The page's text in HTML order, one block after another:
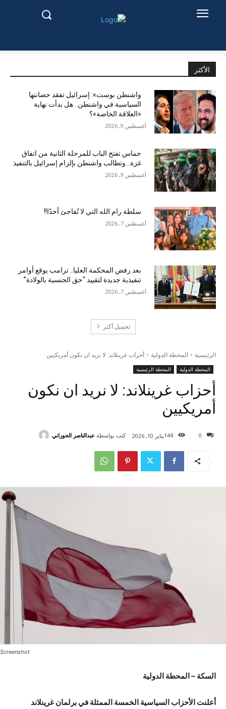
الأكثر
واشنطن بوست»: إسرائيل تفقد حصانتها
السياسية في واشنطن.. هل بدأت نهاية
«العلاقة الخاصة»؟
أغسطس 9, 2026
حماس تفتح الباب للمرحلة الثانية من اتفاق
غزة.. وتطالب واشنطن بإلزام إسرائيل بالتنفيذ
أغسطس 9, 2026
سلطة رام الله التي لا تُفاجئ أحدًا!!
أغسطس 7, 2026
بعد رفض المحكمة العليا.. ترامب يوقع أوامر
تنفيذية جديدة لتقييد “حق الجنسية بالولادة”
أغسطس 7, 2026
تحميل أكثر
الرئيسية المحطة الدولية أحزاب غرينلاند: لا نريد ان نكون أمريكيين
المحطة الدولية المحطة الرئيسية
أحزاب غرينلاند: لا نريد ان نكون
أمريكيين
0
144يناير 10, 2026 كتب بواسطة عبدالناصر الحوراني
Screenshot
السكة – المحطة الدولية
أعلنت الأحزاب السياسية الخمسة الممثلة في برلمان غرينلاند